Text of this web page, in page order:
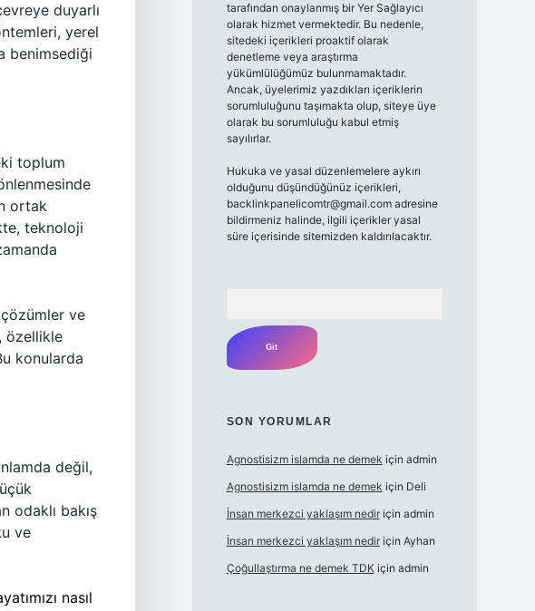
duyarlı
yerel
benimsediği
toplum
ortak
teknoloji
ve
özellikle
konularda
değil,
odaklı bakış
ve
nasıl
tarafından onaylanmış bir Yer Sağlayıcı
olarak hizmet vermektedir. Bu nedenle,
sitedeki içerikleri proaktif olarak
denetleme veya araştırma
yükümlülüğümüz bulunmamaktadır.
Ancak, üyelerimiz yazdıkları içeriklerin
sorumluluğunu taşımakta olup, siteye üye
olarak bu sorumluluğu kabul etmiş
sayılırlar.
Hukuka ve yasal düzenlemelere aykırı
olduğunu düşündüğünüz içerikleri,
backlinkpanelicomtr@gmail.comadresine
bildirmeniz halinde, ilgili içerikler yasal
süre içerisinde sitemizden kaldırılacaktır.
SON YORUMLAR
Agnostisizm islamda ne demek için admin
Agnostisizm islamda ne demek için Deli
İnsan merkezci yaklaşım nediriçin admin
İnsan merkezci yaklaşım nediriçin Ayhan
Çoğullaştırma ne demek TDKiçin admin